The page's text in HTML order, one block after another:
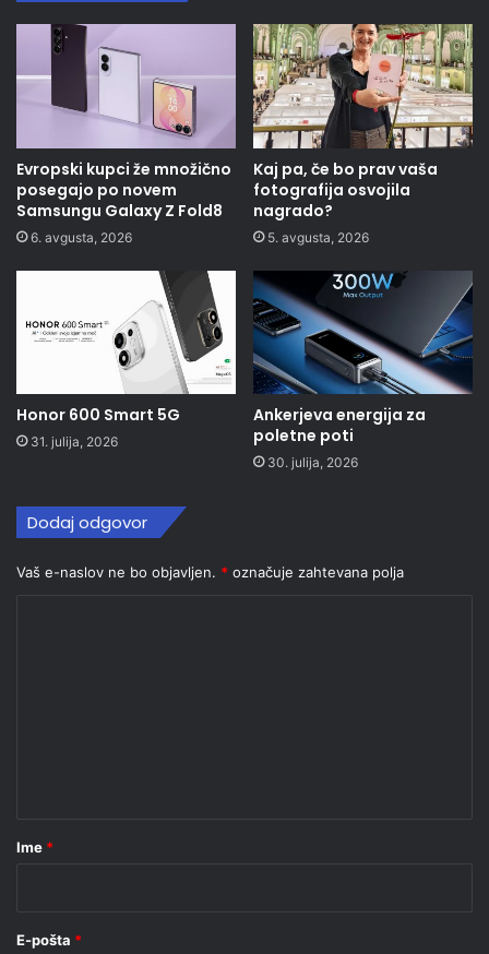
Evropski kupci že množično
posegajo po novem
Samsungu Galaxy Z Fold8
6. avgusta, 2026
Kaj pa, če bo prav vaša
fotografija osvojila
nagrado?
5. avgusta, 2026
Honor 600 Smart 5G
31. julija, 2026
Ankerjeva energija za
poletne poti
30. julija, 2026
Dodaj odgovor
Vaš e-naslov ne bo objavljen. * označuje zahtevana polja
rIme *
E-pošta *